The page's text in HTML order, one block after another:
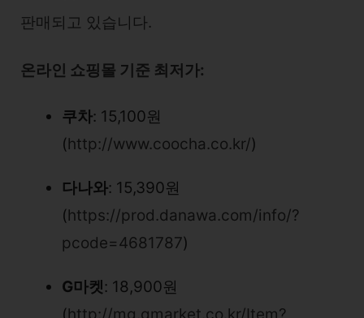
판매되고 있습니다.
온라인 쇼핑몰 기준 최저가:
쿠차: 15,100원
(http://www.coocha.co.kr/)
다나와: 15,390원
(https://prod.danawa.com/info/?
pcode=4681787)
G마켓: 18,900원